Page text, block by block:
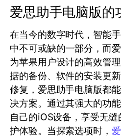
爱思助手电脑版的
在当今的数字时代，智能
中不可或缺的一部分，而
为苹果用户设计的高效管
据的备份、软件的安装更
修复，爱思助手电脑版都
决方案。通过其强大的功
自己的iOS设备，享受无
护体验。当探索选项时，